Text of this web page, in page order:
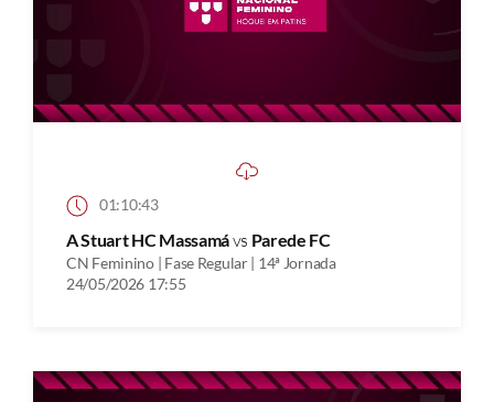
01:10:43
A Stuart HC Massamávs Parede FC
CN Feminino | Fase Regular | 14ª Jornada
24/05/2026 17:55